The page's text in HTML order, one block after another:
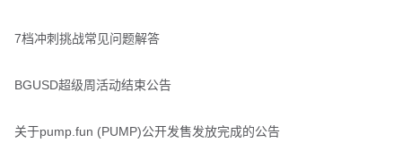
7档冲刺挑战常见问题解答
BGUSD超级周活动结束公告
关于pump.fun (PUMP)公开发售发放完成的公告